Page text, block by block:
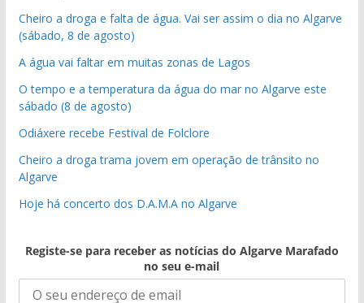
Cheiro a droga e falta de água. Vai ser assim o dia no Algarve
(sábado, 8 de agosto)
A água vai faltar em muitas zonas de Lagos
O tempo e a temperatura da água do mar no Algarve este
sábado (8 de agosto)
Odiáxere recebe Festival de Folclore
Cheiro a droga trama jovem em operação de trânsito no
Algarve
Hoje há concerto dos D.A.M.A no Algarve
Registe-se para receber as notícias do Algarve Marafado
no seu e-mail